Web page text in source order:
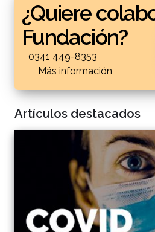
¿Quiere
Fundación?
0341 449-8353
Más información
Artículos destacados